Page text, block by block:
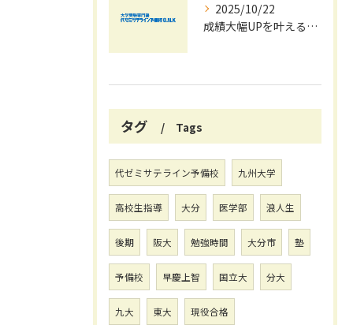
2025/10/22
成績大幅UPを叶える秋の効率学習法
タグ Tags
代ゼミサテライン予備校 九州大学
高校生指導 大分 医学部 浪人生
後期 阪大 勉強時間 大分市 塾
予備校 早慶上智 国立大 分大
九大 東大 現役合格